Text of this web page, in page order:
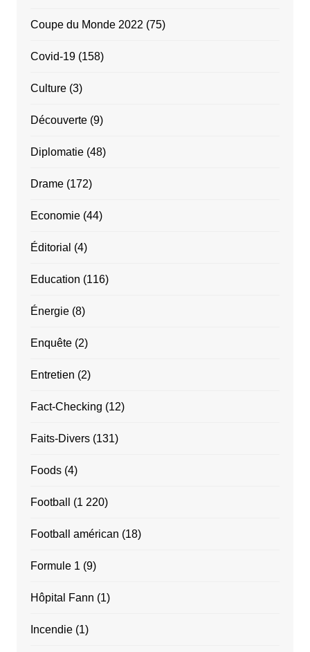
Coupe du Monde 2022 (75)
Covid-19(158)
Culture(3)
Découverte(9)
Diplomatie(48)
Drame(172)
Economie(44)
Éditorial (4)
Education (116)
Énergie(8)
Enquête(2)
Entretien (2)
Fact-Checking (12)
Faits-Divers(131)
Foods(4)
Football (1 220)
Football américan (18)
Formule 1 (9)
Hôpital Fann (1)
Incendie(1)